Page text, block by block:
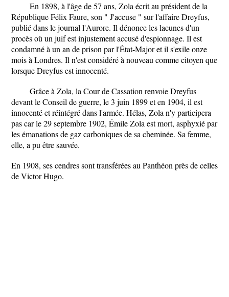
En 1898, à l'âge de 57 ans, Zola écrit au président de la
République Félix Faure, son " J'accuse " sur l'affaire Dreyfus,
publié dans le journal l'Aurore. Il dénonce les lacunes d'un
procès où un juif est injustement accusé d'espionnage. Il est
condamné à un an de prison par l'État-Major et il s'exile onze
mois à Londres. Il n'est considéré à nouveau comme citoyen que
lorsque Dreyfus est innocenté.
Grâce à Zola, la Cour de Cassation renvoie Dreyfus
devant le Conseil de guerre, le 3 juin 1899 et en 1904, il est
innocenté et réintégré dans l'armée. Hélas, Zola n'y participera
pas car le 29 septembre 1902, Émile Zola est mort, asphyxié par
les émanations de gaz carboniques de sa cheminée. Sa femme,
elle, a pu être sauvée.
En 1908, ses cendres sont transférées au Panthéon près de celles
de Victor Hugo.